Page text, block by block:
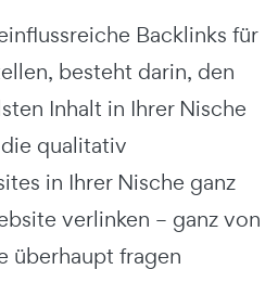
Backlinks für
besteht darin, den
Inhalt in Ihrer Nische
qualitativ
in Ihrer Nische ganz
verlinken – ganz von
überhaupt fragen